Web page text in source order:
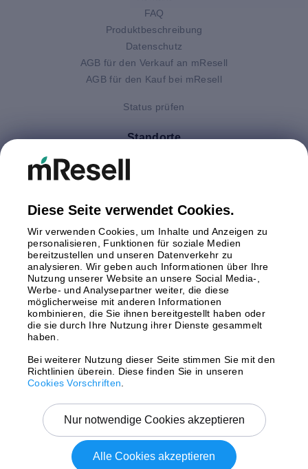
FAQ
Produktbeschreibung
Datenschutz
AGB für den Verkauf an mResell
AGB für den Kauf bei mResell
Status prüfen
Standorte
Deutschland
Italien
Polen
Schweden
Spanien
Österreich
Zahlungsmethoden
Diese Seite verwendet Cookies.
Wir verwenden Cookies, um Inhalte und Anzeigen zu
personalisieren, Funktionen für soziale Medien
bereitzustellen und unseren Datenverkehr zu
analysieren. Wir geben auch Informationen über Ihre
Nutzung unserer Website an unsere Social Media-,
Werbe- und Analysepartner weiter, die diese
möglicherweise mit anderen Informationen
kombinieren, die Sie ihnen bereitgestellt haben oder
die sie durch Ihre Nutzung ihrer Dienste gesammelt
haben.
Bei weiterer Nutzung dieser Seite stimmen Sie mit den
Richtlinien überein. Diese finden Sie in unseren
Cookies Vorschriften
Nur notwendige Cookies akzeptieren
Alle Cookies akzeptieren